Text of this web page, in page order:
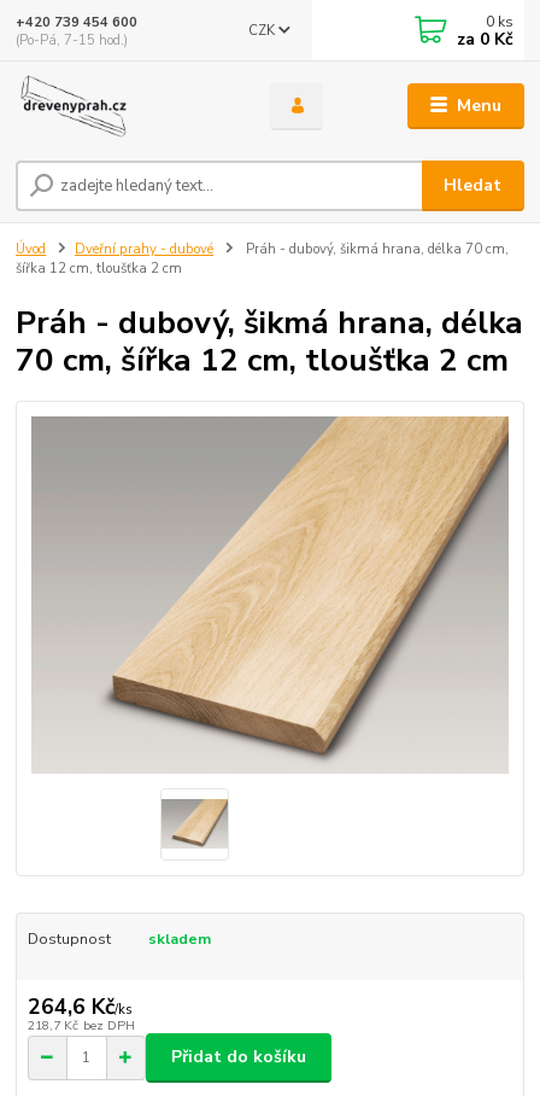
Menu
CZK
Hledat
+420 739 454 600
(Po-Pá, 7-15 hod.)
0 ks
za 0 Kč
Úvod Dveřní prahy - dubové
Práh - dubový, šikmá hrana, délka 70 cm,
šířka 12 cm, tloušťka 2 cm
Práh - dubový, šikmá hrana, délka
70 cm, šířka 12 cm, tloušťka 2 cm
Dostupnost skladem
264,6 Kč/ks
218,7 Kč bez DPH
Přidat do košíku